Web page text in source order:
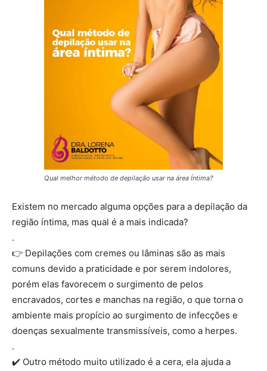
Qual melhor método de depilação usar na área Íntima?
Existem no mercado alguma opções para a depilação da
região íntima, mas qual é a mais indicada?
.
👉 Depilações com cremes ou lâminas são as mais
comuns devido a praticidade e por serem indolores,
porém elas favorecem o surgimento de pelos
encravados, cortes e manchas na região, o que torna o
ambiente mais propício ao surgimento de infecções e
doenças sexualmente transmissíveis, como a herpes.
.
✔️ Outro método muito utilizado é a cera, ela ajuda a